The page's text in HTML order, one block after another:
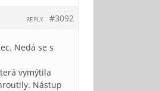
#3092
REPLY
Nedá se s
vymýtila
Nástup